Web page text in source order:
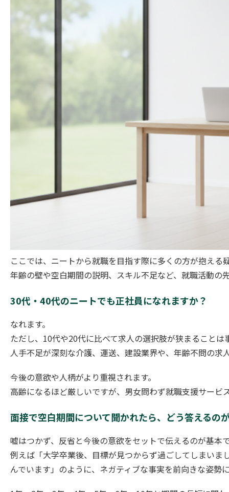
ここでは、ニートから就職を目指す際に多くの方が抱える
年齢の壁や空白期間の説明、スキル不足など、就職活動
30代・40代のニートでも正社員になれますか？
なれます。
ただし、10代や20代に比べて求人の選択肢が狭まることは
人手不足が深刻な介護、運送、建設業界や、年齢不問の
今後の意欲や人柄がより重視されます。
高齢になるほど厳しいですが、男女問わず就職支援サービ
面接で空白期間について聞かれたら、どう答えるの
嘘はつかず、反省と今後の意欲をセットで伝えるのが基本
例えば「大学卒業後、目標が見つからず過ごしてしまい
んでいます」のように、ネガティブな事実を前向きな姿勢